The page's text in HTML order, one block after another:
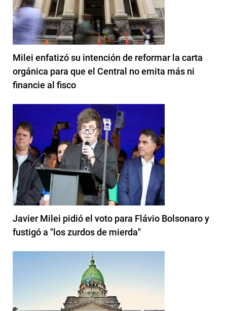
Milei enfatizó su intención de reformar la carta
orgánica para que el Central no emita más ni
financie al fisco
Javier Milei pidió el voto para Flávio Bolsonaro y
fustigó a "los zurdos de mierda"